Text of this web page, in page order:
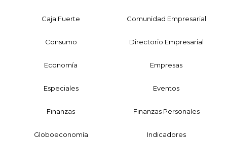
Caja Fuerte Comunidad Empresarial
Consumo Directorio Empresarial
Economía Empresas
Especiales Eventos
Finanzas Finanzas Personales
Globoeconomía Indicadores